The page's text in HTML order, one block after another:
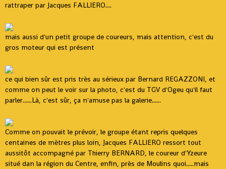
rattraper par Jacques FALLIERO....
mais aussi d'un petit groupe de coureurs, mais attention, c'est du
gros moteur qui est présent
ce qui bien sûr est pris très au sérieux par Bernard REGAZZONI, et
comme on peut le voir sur la photo, c'est du TGV d'Ogeu qu'il faut
parler......Là, c'est sûr, ça n'amuse pas la galerie......
Comme on pouvait le prévoir, le groupe étant repris quelques
centaines de mètres plus loin, Jacques FALLIERO ressort tout
aussitôt accompagné par Thierry BERNARD, le coureur d'Yzeure
situé dan la région du Centre, enfin, près de Moulins quoi.....mais